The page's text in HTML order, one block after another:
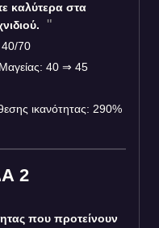
καλύτερα στα
40/70
40 ⇒ 45
ικανότητας: 290%
2
που προτείνουν